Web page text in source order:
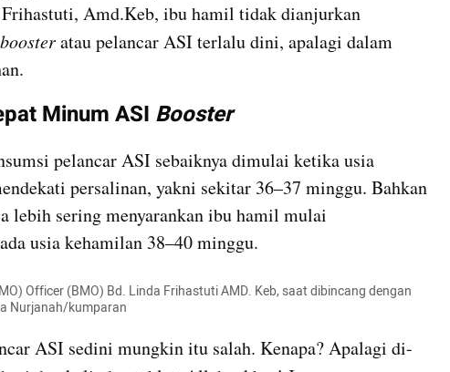
Amd.Keb, ibu hamil tidak dianjurkan
booster atau pelancar ASI terlalu dini, apalagi dalam
Minum ASI Booster
pelancar ASI sebaiknya dimulai ketika usia
persalinan, yakni sekitar 36–37 minggu. Bahkan
lebih sering menyarankan ibu hamil mulai
usia kehamilan 38–40 minggu.
Officer (BMO) Bd. Linda Frihastuti AMD. Keb, saat dibincang dengan
Nurjanah/kumparan
ASI sedini mungkin itu salah. Kenapa? Apalagi di-